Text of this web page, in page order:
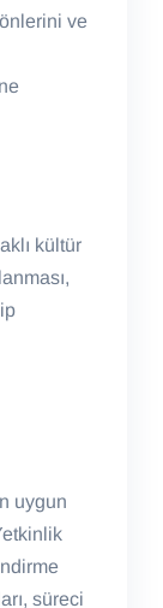
ve
kültür
uygun
süreci